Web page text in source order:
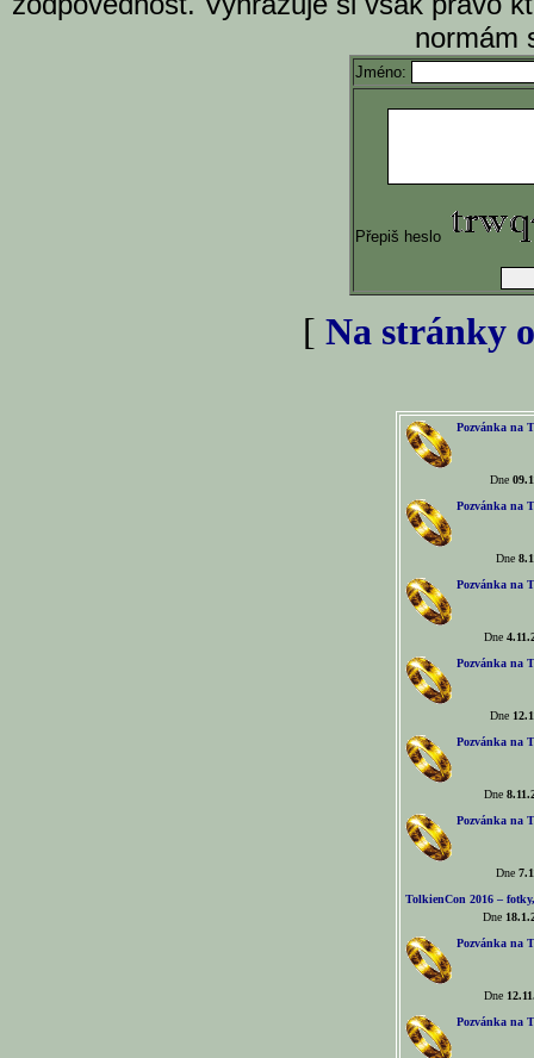
normám
Jméno:
Přepiš heslo
[ Na stránky
Pozvánka na
Dne
Pozvánka na
Dne
Pozvánka na
Dne
Pozvánka na
Dne
Pozvánka na
Dne
Pozvánka na
Dne
TolkienCon 2016 –
Dne
Pozvánka na
Dne
Pozvánka na